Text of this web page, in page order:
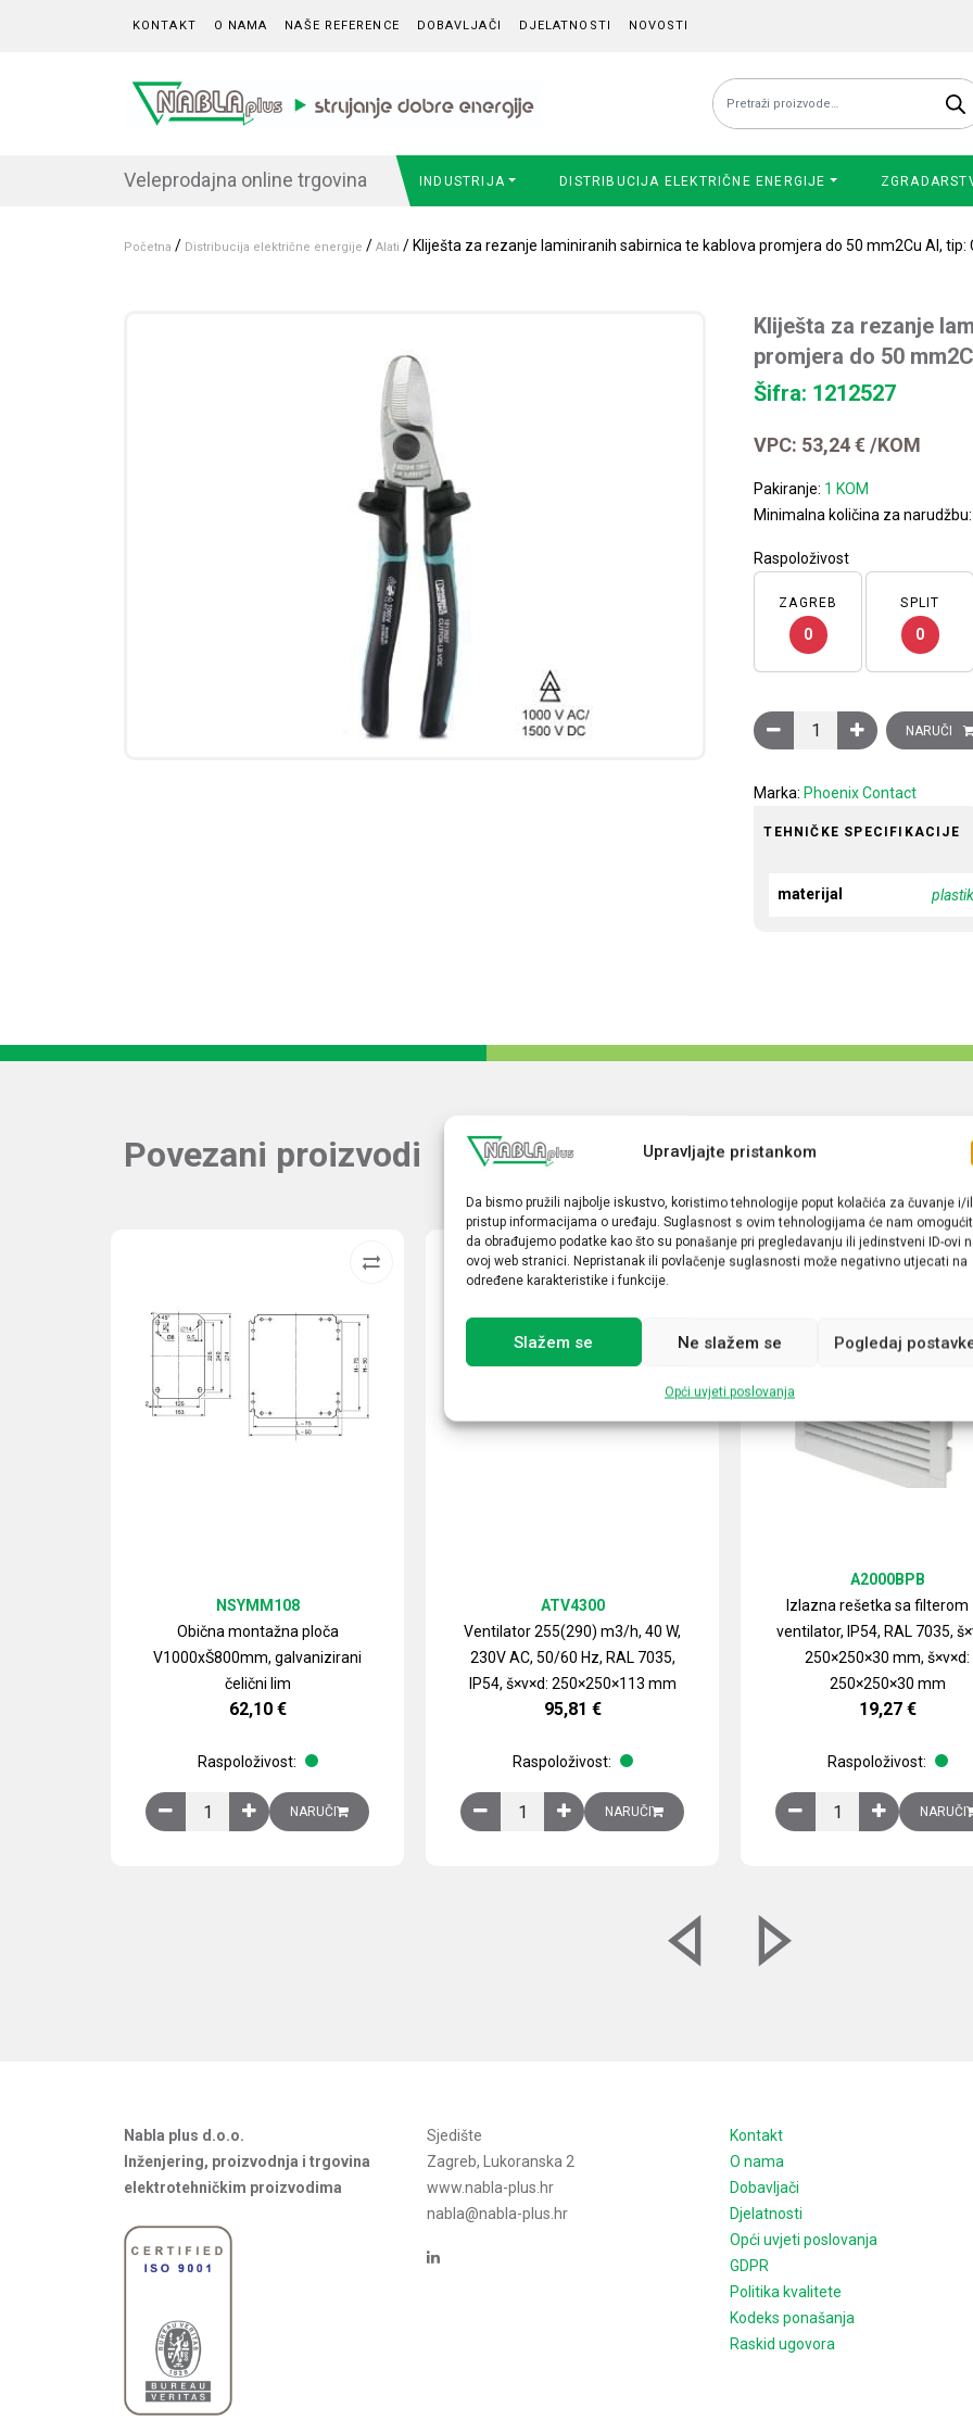
Upravljajte pristankom
Da bismo pružili najbolje iskustvo, koristimo tehnologije poput kolačića za čuvanje i/
pristup informacijama o uređaju. Suglasnost s ovim tehnologijama će nam
da obrađujemo podatke kao što su ponašanje pri pregledavanju ili jedinstveni ID-ovi
ovoj web stranici. Nepristanak ili povlačenje suglasnosti može negativno utjecati na
određene karakteristike i funkcije.
Slažem se Ne slažem se Pogledaj
Opći uvjeti poslovanja
KONTAKT O NAMA NAŠE REFERENCE DOBAVLJAČI DJELATNOSTI NOVOSTI
Pretraži:
Veleprodajna online trgovina INDUSTRIJA DISTRIBUCIJA ELEKTRIČNE ENERGIJE
Početna / Distribucija električne energije / Alati / Kliješta za rezanje laminiranih sabirnica te kablova promjera do 50 mm2Cu Al, tip:
Kliješta za rezanje
promjera do 50
Šifra: 1212527
VPC: 53,24€ /KOM
Pakiranje: 1 KOM
Minimalna količina za narudžbu:
Raspoloživost
ZAGREB
0
SPLIT
0
Kliješta za rezanjeNARUČI
Marka: Phoenix Contact
TEHNIČKE SPECIFIKACIJE
materijal
Povezani proizvodi
Obična montažna ploča
V1000xŠ800mm, galvanizirani
čelični lim
NSYMM108
62,10 €
Raspoloživost:
Obična montažna ploča V1000xŠ800mm, galvanizirani čelični lim količina
NARUČI
Ventilator 255(290) m3/h, 40 W,
230V AC, 50/60 Hz, RAL 7035,
IP54, š×v×d: 250×250×113 mm
ATV4300
95,81 €
Raspoloživost:
Ventilator 255(290) m3/h, 40 W, 230V AC, 50/60 Hz, RAL 7035,
NARUČI
Izlazna rešetka sa filterom
ventilator, IP54, RAL 7035,
250×250×30 mm, š×v×d:
250×250×30 mm
A2000BPB
19,27 €
Raspoloživost:
Izlazna rešetka saNARUČI
Nabla plus d.o.o.
Inženjering, proizvodnja i trgovina
elektrotehničkim proizvodima
Sjedište
Zagreb, Lukoranska 2
www.nabla-plus.hr
nabla@nabla-plus.hr
Kontakt
O nama
Dobavljači
Djelatnosti
Opći uvjeti poslovanja
GDPR
Politika kvalitete
Kodeks ponašanja
Raskid ugovora